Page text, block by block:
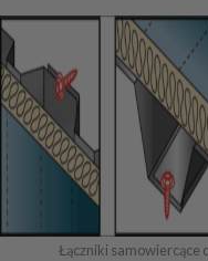
Łączniki samowiercące